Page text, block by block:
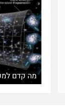
מה קדם